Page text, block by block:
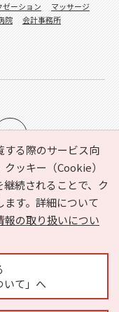
する際のサービス向
ッキー（Cookie）
続されることで、ク
す。詳細について
報の取り扱いについ
いて」へ
入り
ヘルプ
運営会社
問い合わせ
ゼーション
マッサージ
院
会計事務所